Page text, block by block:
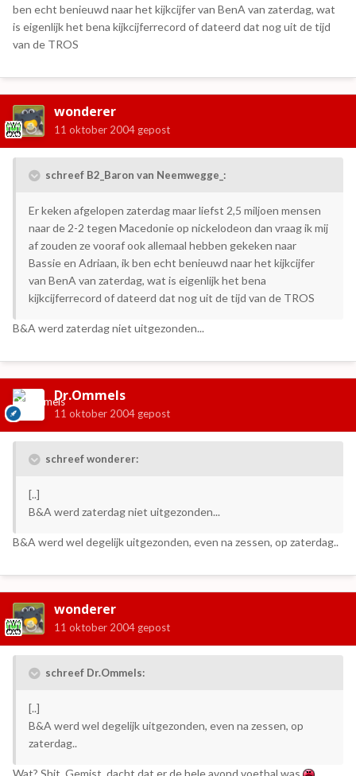
ben echt benieuwd naar het kijkcijfer van BenA van zaterdag, wat
is eigenlijk het bena kijkcijferrecord of dateerd dat nog uit de tijd
van de TROS
wonderer
11 oktober 2004 gepost
schreef B2_Baron van Neemwegge_:
Er keken afgelopen zaterdag maar liefst 2,5 miljoen mensen
naar de 2-2 tegen Macedonie op nickelodeon dan vraag ik mij
af zouden ze vooraf ook allemaal hebben gekeken naar
Bassie en Adriaan, ik ben echt benieuwd naar het kijkcijfer
van BenA van zaterdag, wat is eigenlijk het bena
kijkcijferrecord of dateerd dat nog uit de tijd van de TROS
B&A werd zaterdag niet uitgezonden...
Dr.Ommels
11 oktober 2004 gepost
schreef wonderer:
[..]
B&A werd zaterdag niet uitgezonden...
B&A werd wel degelijk uitgezonden, even na zessen, op zaterdag..
wonderer
11 oktober 2004 gepost
schreef Dr.Ommels:
[..]
B&A werd wel degelijk uitgezonden, even na zessen, op
zaterdag..